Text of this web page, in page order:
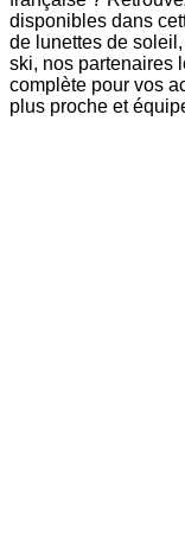
disponibles dans
de lunettes de
ski, nos partenaires
complète pour vos
plus proche et